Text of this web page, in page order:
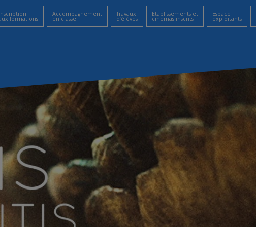
formations
Accompagnement
en classe
Travaux
d’élèves
Etablissements et
cinémas inscrits
Espace
exploitants